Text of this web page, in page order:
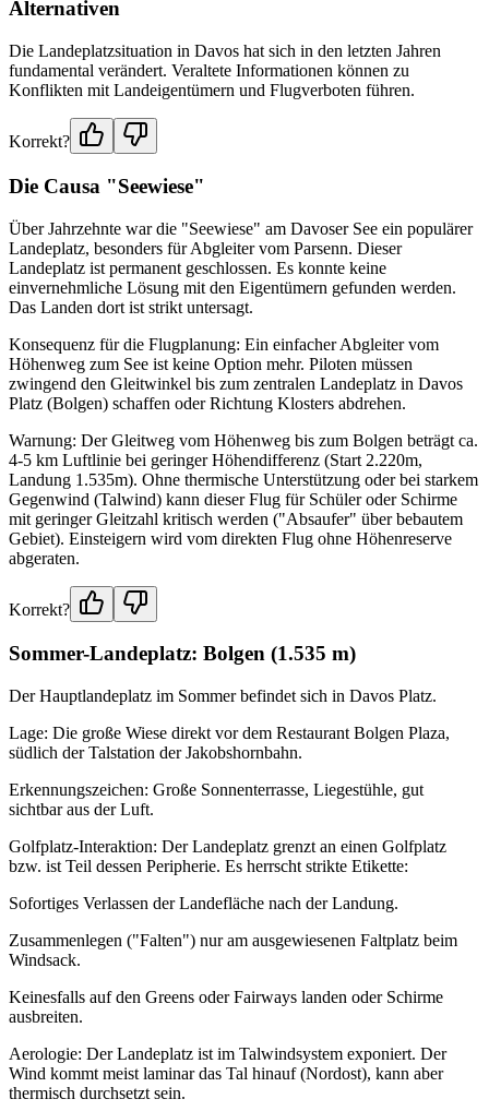
Alternativen
Die Landeplatzsituation in Davos hat sich in den letzten Jahren
fundamental verändert. Veraltete Informationen können zu
Konflikten mit Landeigentümern und Flugverboten führen.
Korrekt?
Die Causa "Seewiese"
Über Jahrzehnte war die "Seewiese" am Davoser See ein populärer
Landeplatz, besonders für Abgleiter vom Parsenn. Dieser
Landeplatz ist permanent geschlossen. Es konnte keine
einvernehmliche Lösung mit den Eigentümern gefunden werden.
Das Landen dort ist strikt untersagt.
Konsequenz für die Flugplanung: Ein einfacher Abgleiter vom
Höhenweg zum See ist keine Option mehr. Piloten müssen
zwingend den Gleitwinkel bis zum zentralen Landeplatz in Davos
Platz (Bolgen) schaffen oder Richtung Klosters abdrehen.
Warnung: Der Gleitweg vom Höhenweg bis zum Bolgen beträgt ca.
4-5 km Luftlinie bei geringer Höhendifferenz (Start 2.220m,
Landung 1.535m). Ohne thermische Unterstützung oder bei starkem
Gegenwind (Talwind) kann dieser Flug für Schüler oder Schirme
mit geringer Gleitzahl kritisch werden ("Absaufer" über bebautem
Gebiet). Einsteigern wird vom direkten Flug ohne Höhenreserve
abgeraten.
Korrekt?
Sommer-Landeplatz: Bolgen (1.535 m)
Der Hauptlandeplatz im Sommer befindet sich in Davos Platz.
Lage: Die große Wiese direkt vor dem Restaurant Bolgen Plaza,
südlich der Talstation der Jakobshornbahn.
Erkennungszeichen: Große Sonnenterrasse, Liegestühle, gut
sichtbar aus der Luft.
Golfplatz-Interaktion: Der Landeplatz grenzt an einen Golfplatz
bzw. ist Teil dessen Peripherie. Es herrscht strikte Etikette:
Sofortiges Verlassen der Landefläche nach der Landung.
Zusammenlegen ("Falten") nur am ausgewiesenen Faltplatz beim
Windsack.
Keinesfalls auf den Greens oder Fairways landen oder Schirme
ausbreiten.
Aerologie: Der Landeplatz ist im Talwindsystem exponiert. Der
Wind kommt meist laminar das Tal hinauf (Nordost), kann aber
thermisch durchsetzt sein.